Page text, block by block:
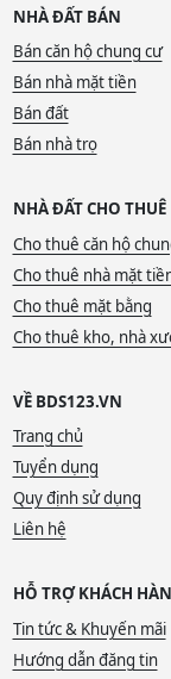
NHÀ ĐẤT BÁN
Bán căn hộ chung cư
Bán nhà mặt tiền
Bán đất
Bán nhà trọ
NHÀ ĐẤT CHO THUÊ
Cho thuê căn hộ
Cho thuê nhà mặt
Cho thuê mặt bằng
Cho thuê kho, nhà
VỀ BDS123.VN
Trang chủ
Tuyển dụng
Quy định sử dụng
Liên hệ
HỖ TRỢ KHÁCH
Tin tức & Khuyến mãi
Hướng dẫn đăng tin